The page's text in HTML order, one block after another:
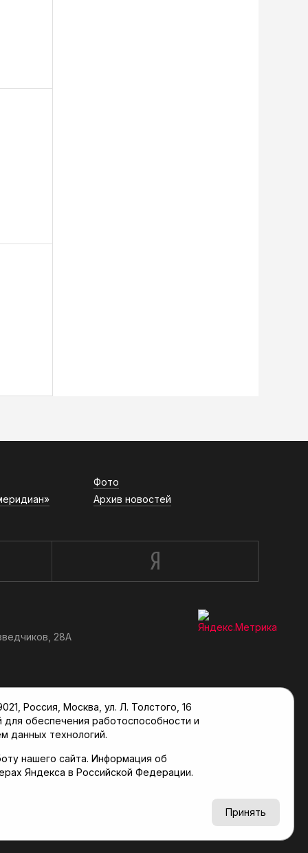
Фото
Архив новостей
28А
6+
Россия, Москва, ул. Л. Толстого, 16
обеспечения работоспособности и
данных технологий.
нашего сайта. Информация об
Яндекса в Российской Федерации.
Принять